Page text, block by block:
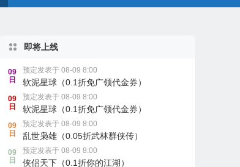
即将上线
09
日
预定发表于 08-09 8:00
软泥星球（0.1折免广领代金券）
09
日
预定发表于 08-09 8:00
软泥星球（0.1折免广领代金券）
09
日
预定发表于 08-09 8:00
乱世枭雄（0.05折武林群侠传）
09
日
预定发表于 08-09 8:00
侠侣天下（0.1折你的江湖）